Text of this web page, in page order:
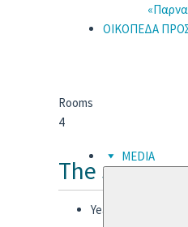
ΟΙΚΟΠΕΔΑ
MEDIA
Rooms
4
The space
Year Built: